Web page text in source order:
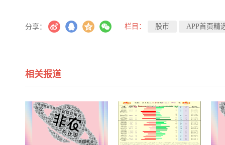
分享： 栏目： 股市 APP首页精
相关报道